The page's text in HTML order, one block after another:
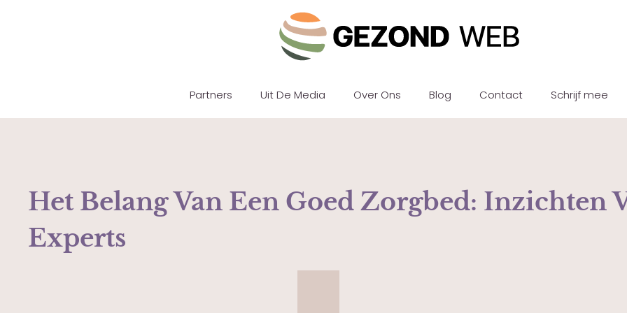
Partners Uit De Media Over Ons Blog Contact Schrijf mee
Het Belang Van Een Goed Zorgbed: Inzichten
Experts